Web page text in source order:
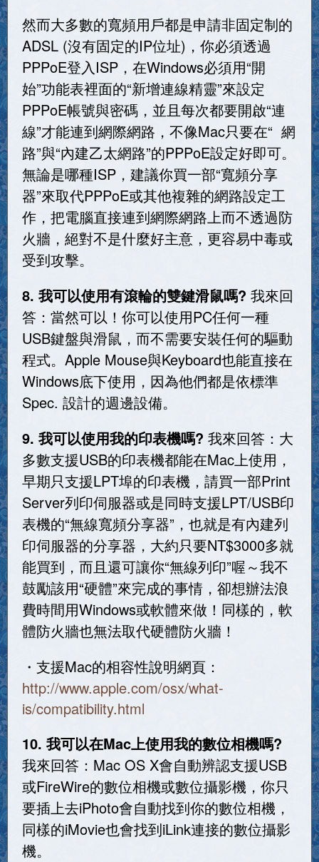
然而大多數的寬頻用戶都是申請非固定制的
ADSL (沒有固定的IP位址)，你必須透過
PPPoE登入ISP，在Windows必須用“開
始”功能表裡面的“新增連線精靈”來設定
PPPoE帳號與密碼，並且每次都要開啟“連
線”才能連到網際網路，不像Mac只要在“ 網
路”與“內建乙太網路”的PPPoE設定好即可。
無論是哪種ISP，建議你買一部“寬頻分享
器”來取代PPPoE或其他複雜的網路設定工
作，把電腦直接連到網際網路上而不透過防
火牆，絕對不是什麼好主意，更容易中毒或
受到攻擊。
8. 我可以使用有滾輪的雙鍵滑鼠嗎? 我來回
答：當然可以！你可以使用PC任何一種
USB鍵盤與滑鼠，而不需要安裝任何的驅動
程式。Apple Mouse與Keyboard也能直接在
Windows底下使用，因為他們都是依標準
Spec. 設計的週邊設備。
9. 我可以使用我的印表機嗎? 我來回答：大
多數支援USB的印表機都能在Mac上使用，
早期只支援LPT埠的印表機，請買一部Print
Server列印伺服器或是同時支援LPT/USB印
表機的“無線寬頻分享器”，也就是有內建列
印伺服器的分享器，大約只要NT$3000多就
能買到，而且還可讓你“無線列印”喔～我不
鼓勵該用“硬體”來完成的事情，卻想辦法浪
費時間用Windows或軟體來做！同樣的，軟
體防火牆也無法取代硬體防火牆！
・支援Mac的相容性說明網頁：
http://www.apple.com/osx/what-
is/compatibility.html
10. 我可以在Mac上使用我的數位相機嗎?
我來回答：Mac OS X會自動辨認支援USB
或FireWire的數位相機或數位攝影機，你只
要插上去iPhoto會自動找到你的數位相機，
同樣的iMovie也會找到iLink連接的數位攝影
機。